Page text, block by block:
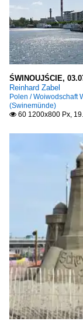
Autonome
Camara
Ponta
Porto
Ribeira
Distrikt
Mertola
Distrikt
Coimbra
Distrikt
Évora
Distrikt
ŚWINOUJŚCIE,
Reinhard Zabel
Polen / Woiwodschaft
(Swinemünde)
 60 1200x800 Px,